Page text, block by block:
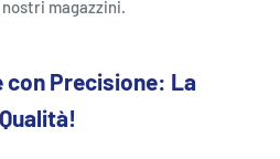
magazzini.
con Precisione: La